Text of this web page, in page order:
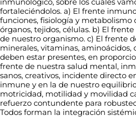
fortaleciéndolos. a) El frente
funciones, fisiología y metabolismo
órganos, tejidos, células. b) El
de nuestro organismo. c) El frente
minerales, vitaminas, aminoácidos,
deben estar presentes, en
frente de nuestra salud mental,
sanos, creativos, incidente directo
inmune y en la de nuestro
motricidad, motilidad y movilidad
refuerzo contundente para
Todos forman la integración